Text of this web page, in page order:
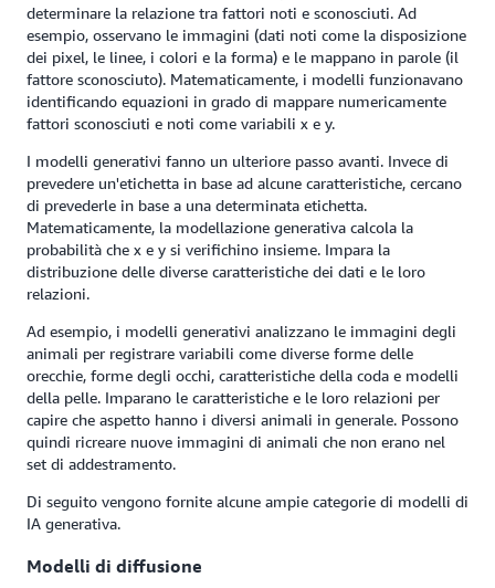
determinare la relazione tra fattori noti e sconosciuti. Ad
esempio, osservano le immagini (dati noti come la disposizione
dei pixel, le linee, i colori e la forma) e le mappano in parole (il
fattore sconosciuto). Matematicamente, i modelli funzionavano
identificando equazioni in grado di mappare numericamente
fattori sconosciuti e noti come variabili x e y.
I modelli generativi fanno un ulteriore passo avanti. Invece di
prevedere un'etichetta in base ad alcune caratteristiche, cercano
di prevederle in base a una determinata etichetta.
Matematicamente, la modellazione generativa calcola la
probabilità che x e y si verifichino insieme. Impara la
distribuzione delle diverse caratteristiche dei dati e le loro
relazioni.
Ad esempio, i modelli generativi analizzano le immagini degli
animali per registrare variabili come diverse forme delle
orecchie, forme degli occhi, caratteristiche della coda e modelli
della pelle. Imparano le caratteristiche e le loro relazioni per
capire che aspetto hanno i diversi animali in generale. Possono
quindi ricreare nuove immagini di animali che non erano nel
set di addestramento.
Di seguito vengono fornite alcune ampie categorie di modelli di
IA generativa.
Modelli di diffusione